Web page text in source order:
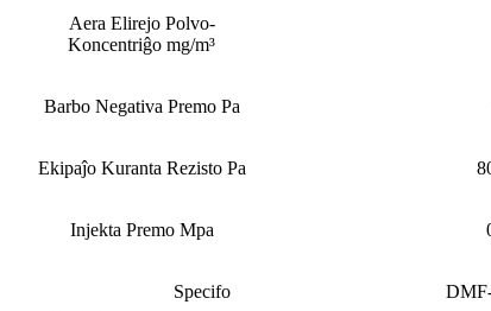
Aera Elirejo Polvo-
Koncentriĝo mg/m³
Barbo Negativa Premo Pa
Ekipaĵo Kuranta Rezisto Pa
Injekta Premo Mpa
Specifo